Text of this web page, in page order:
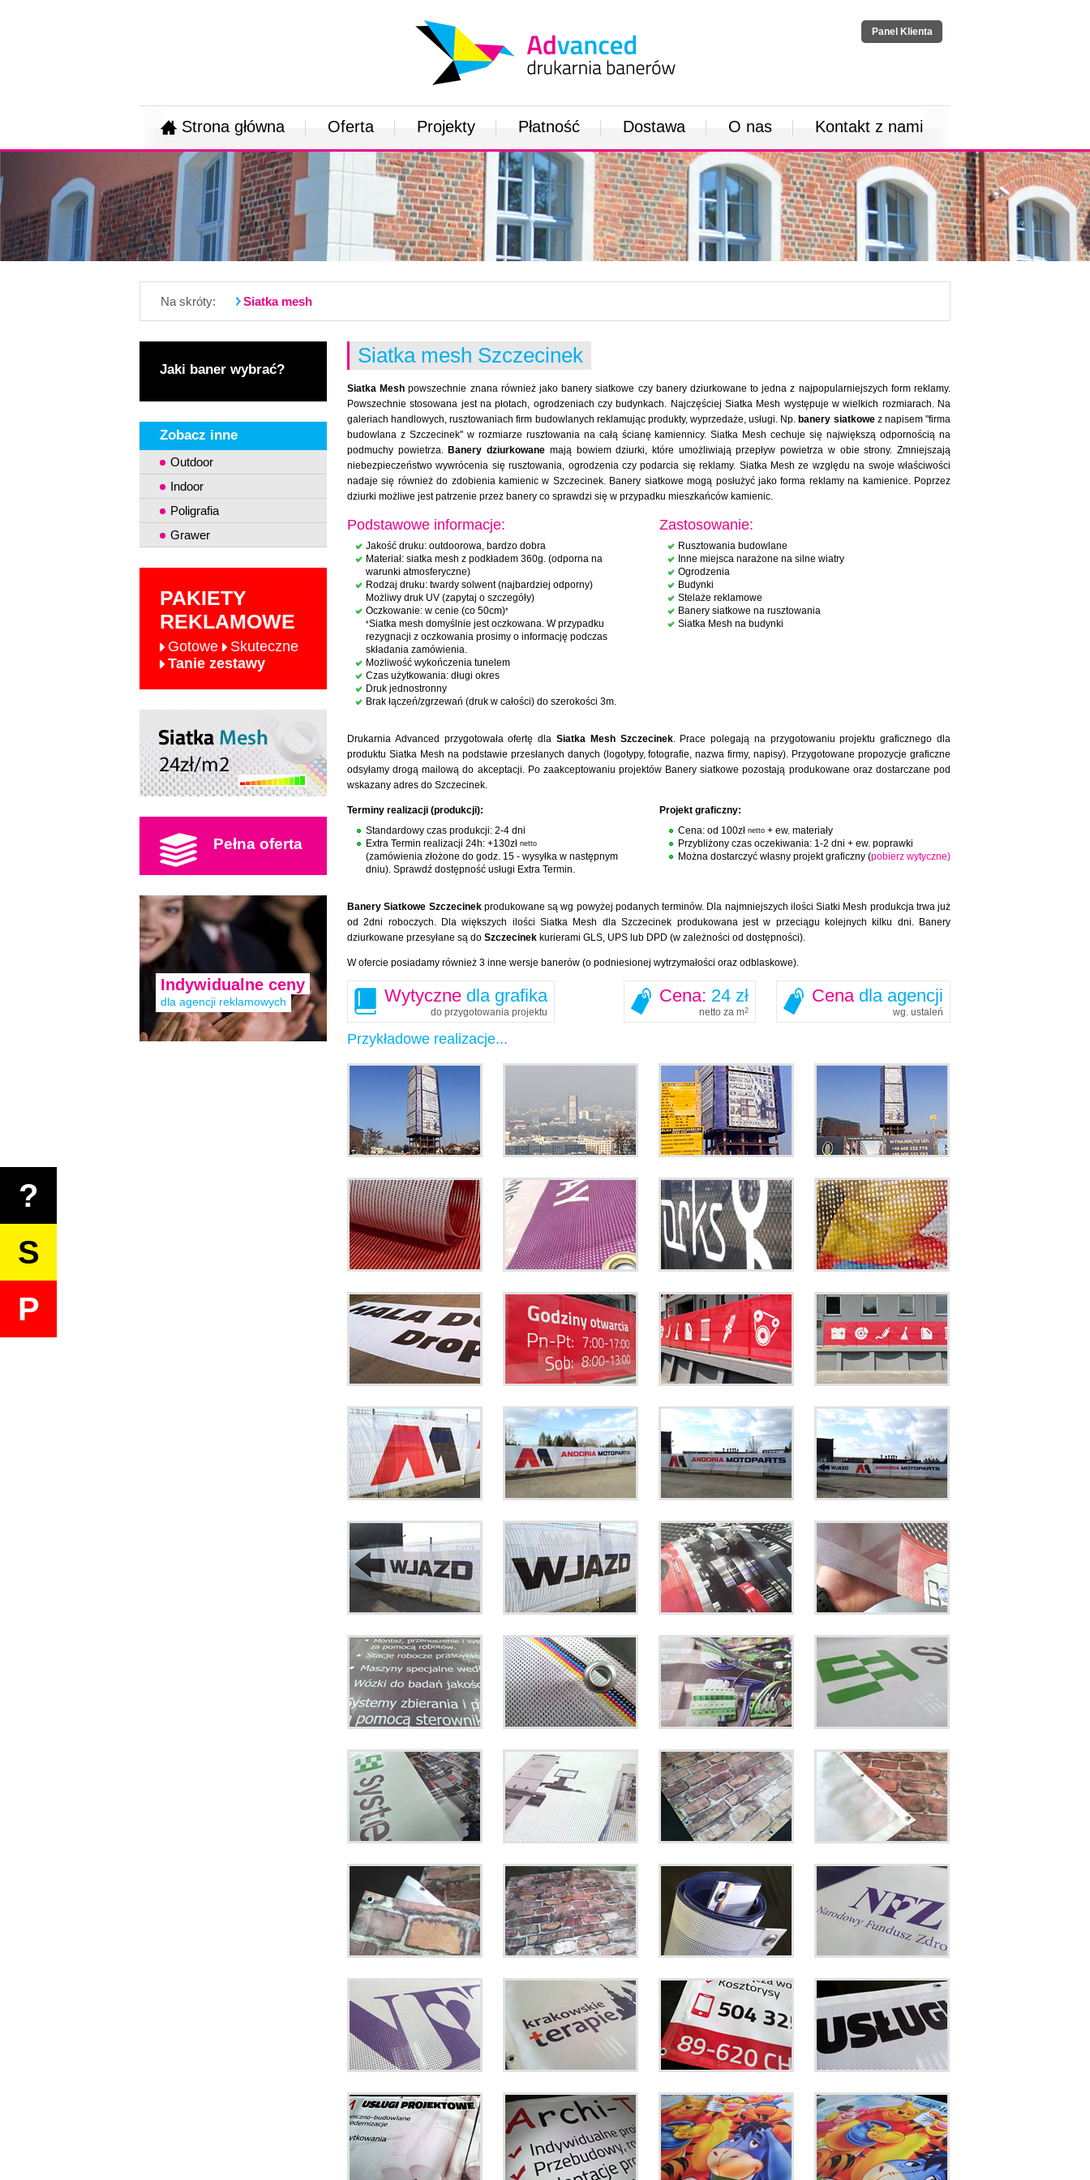
Panel Klienta
Strona główna Oferta Projekty Płatność Dostawa O nas Kontakt z nami
Na skróty: Siatka mesh
Jaki baner wybrać?
Zobacz inne
Outdoor
Indoor
Poligrafia
Grawer
PAKIETY
REKLAMOWE
Gotowe
Skuteczne
Tanie zestawy
Pełna oferta
Indywidualne ceny
dla agencji reklamowych
Siatka mesh Szczecinek
Siatka Mesh powszechnie znana również jako banery siatkowe czy banery dziurkowane to jedna z najpopularniejszych form reklamy.
Powszechnie stosowana jest na płotach, ogrodzeniach czy budynkach. Najczęściej Siatka Mesh występuje w wielkich rozmiarach. Na
galeriach handlowych, rusztowaniach firm budowlanych reklamując produkty, wyprzedaże, usługi. Np. banery siatkowez napisem "firma
budowlana z Szczecinek" w rozmiarze rusztowania na całą ścianę kamiennicy. Siatka Mesh cechuje się największą odpornością na
podmuchy powietrza. Banery dziurkowane mają bowiem dziurki, które umożliwiają przepływ powietrza w obie strony. Zmniejszają
niebezpieczeństwo wywrócenia się rusztowania, ogrodzenia czy podarcia się reklamy. Siatka Mesh ze względu na swoje właściwości
nadaje się również do zdobienia kamienic w Szczecinek. Banery siatkowe mogą posłużyć jako forma reklamy na kamienice. Poprzez
dziurki możliwe jest patrzenie przez banery co sprawdzi się w przypadku mieszkańców kamienic.
Podstawowe informacje:
Jakość druku: outdoorowa, bardzo dobra
Materiał: siatka mesh z podkładem 360g. (odporna na
warunki atmosferyczne)
Rodzaj druku: twardy solwent (najbardziej odporny)
Możliwy druk UV (zapytaj o szczegóły)
Oczkowanie: w cenie (co 50cm)*
*Siatka mesh domyślnie jest oczkowana. W przypadku
rezygnacji z oczkowania prosimy o informację podczas
składania zamówienia.
Możliwość wykończenia tunelem
Czas użytkowania: długi okres
Druk jednostronny
Brak łączeń/zgrzewań (druk w całości) do szerokości 3m.
Zastosowanie:
Rusztowania budowlane
Inne miejsca narażone na silne wiatry
Ogrodzenia
Budynki
Stelaże reklamowe
Banery siatkowe na rusztowania
Siatka Mesh na budynki
Drukarnia Advanced przygotowała ofertę dla Siatka Mesh Szczecinek. Prace polegają na przygotowaniu projektu graficznego dla
produktu Siatka Mesh na podstawie przesłanych danych (logotypy, fotografie, nazwa firmy, napisy). Przygotowane propozycje graficzne
odsyłamy drogą mailową do akceptacji. Po zaakceptowaniu projektów Banery siatkowe pozostają produkowane oraz dostarczane pod
wskazany adres do Szczecinek.
Terminy realizacji (produkcji):
Standardowy czas produkcji: 2-4 dni
Extra Termin realizacji 24h: +130zł netto
(zamówienia złożone do godz. 15 - wysyłka w następnym
dniu). Sprawdź dostępność usługi Extra Termin.
Projekt graficzny:
Cena: od 100zł netto + ew. materiały
Przybliżony czas oczekiwania: 1-2 dni + ew. poprawki
Można dostarczyć własny projekt graficzny (pobierz wytyczne)
Banery Siatkowe Szczecinekprodukowane są wg powyżej podanych terminów. Dla najmniejszych ilości Siatki Mesh produkcja trwa już
od 2dni roboczych. Dla większych ilości Siatka Mesh dla Szczecinek produkowana jest w przeciągu kolejnych kilku dni. Banery
dziurkowane przesyłane są do Szczecinek kurierami GLS, UPS lub DPD (w zależności od dostępności).
W ofercie posiadamy również 3 inne wersje banerów (o podniesionej wytrzymałości oraz odblaskowe).
Wytyczne dla grafika
do przygotowania projektu
Cena dla agencji
wg. ustaleń
Cena: 24 zł
netto za m2
Przykładowe realizacje...
?
S
P